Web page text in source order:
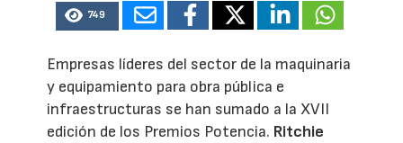
749
Empresas líderes del sector de la maquinaria
y equipamiento para obra pública e
infraestructuras se han sumado a la XVII
edición de los Premios Potencia. Ritchie